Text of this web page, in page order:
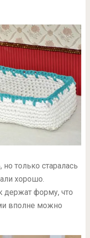
только старалась
хорошо.
держат форму, что
вполне можно